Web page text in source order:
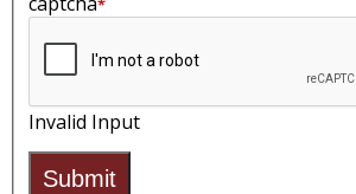
*
Invalid Input
Submit